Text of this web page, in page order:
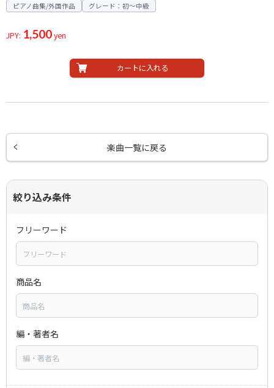
ピアノ曲集/外国作品 グレード：初～中級
JPY: 1,500yen
カートに入れる
楽曲一覧に戻る
絞り込み条件
フリーワード
商品名
編・著者名